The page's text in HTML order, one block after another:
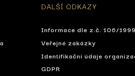
DALŠÍ ODKAZY
Informace dle z.č. 106/
Veřejné zakázky
Identifikační údaje
GDPR